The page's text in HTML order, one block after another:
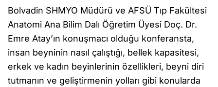
Bolvadin SHMYO Müdürü ve AFSÜ Tıp Fakültesi
Anatomi Ana Bilim Dalı Öğretim Üyesi Doç. Dr.
Emre Atay’ın konuşmacı olduğu konferansta,
insan beyninin nasıl çalıştığı, bellek kapasitesi,
erkek ve kadın beyinlerinin özellikleri, beyni diri
tutmanın ve geliştirmenin yolları gibi konularda